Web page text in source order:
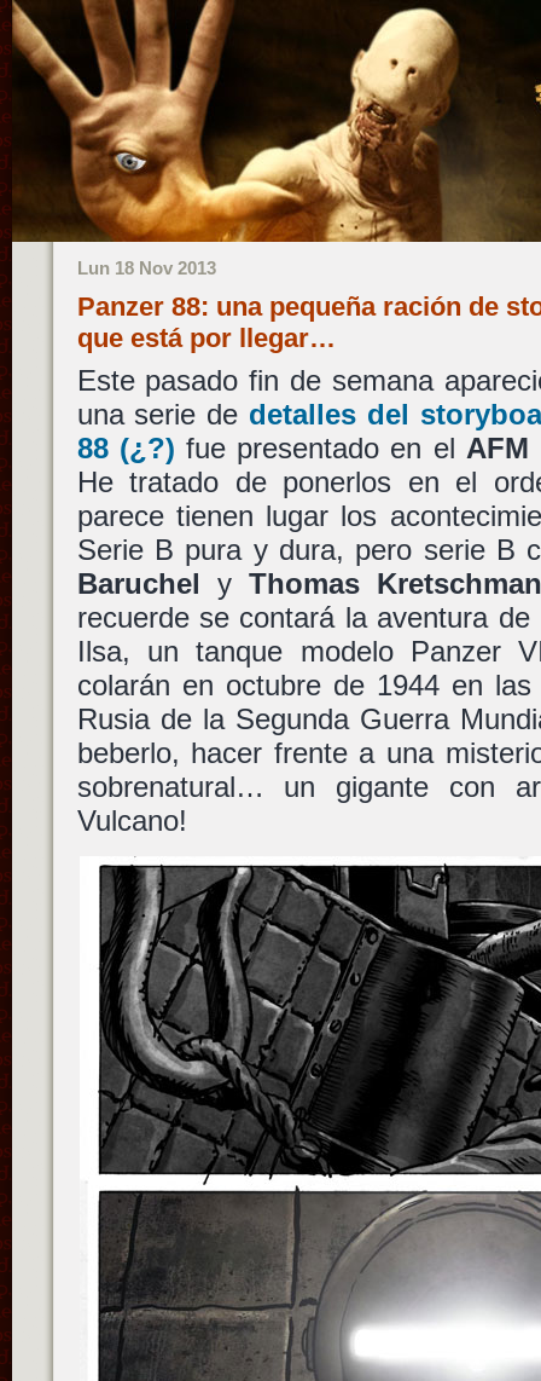
Lun 18 Nov 2013
Panzer 88: una pequeña ración de
que está por llegar…
Este pasado fin de semana
una serie de detalles del
88(¿?) fue presentado en el AFM
He tratado de ponerlos en el
parece tienen lugar los
Serie B pura y dura, pero serie B
Baruchel y Thomas
recuerde se contará la aventura
Ilsa, un tanque modelo Panzer
colarán en octubre de 1944 en
Rusia de la Segunda Guerra
beberlo, hacer frente a una
sobrenatural… un gigante con
Vulcano!